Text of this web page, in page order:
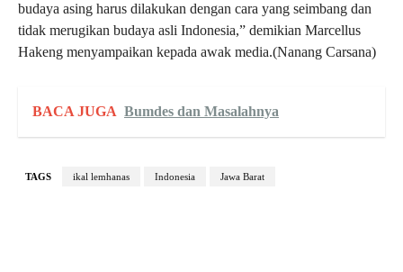
budaya asing harus dilakukan dengan cara yang seimbang dan
tidak merugikan budaya asli Indonesia,” demikian Marcellus
Hakeng menyampaikan kepada awak media.(Nanang Carsana)
BACA JUGA Bumdes dan Masalahnya
TAGS ikal lemhanas Indonesia Jawa Barat